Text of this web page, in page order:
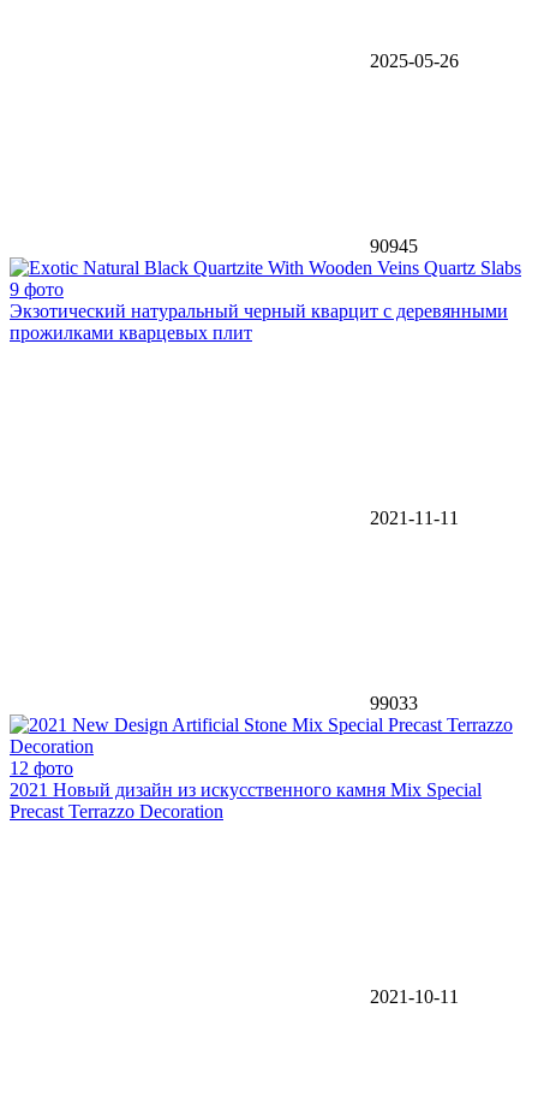
2025-05-26
90945
9 фото
Экзотический натуральный черный кварцит с деревянными
прожилками кварцевых плит
2021-11-11
99033
12 фото
2021 Новый дизайн из искусственного камня Mix Special
Precast Terrazzo Decoration
2021-10-11